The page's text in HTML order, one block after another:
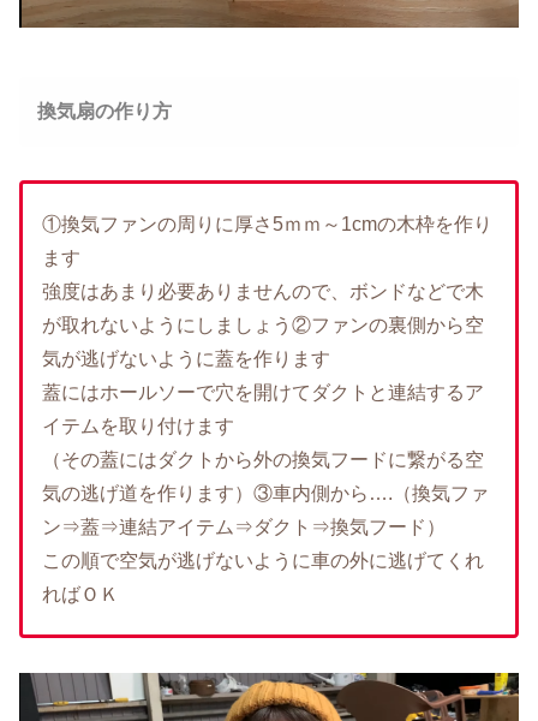
換気扇の作り方
①換気ファンの周りに厚さ5ｍｍ～1cmの木枠を作り
ます
強度はあまり必要ありませんので、ボンドなどで木
が取れないようにしましょう②ファンの裏側から空
気が逃げないように蓋を作ります
蓋にはホールソーで穴を開けてダクトと連結するア
イテムを取り付けます
（その蓋にはダクトから外の換気フードに繋がる空
気の逃げ道を作ります）③車内側から….（換気ファ
ン⇒蓋⇒連結アイテム⇒ダクト⇒換気フード）
この順で空気が逃げないように車の外に逃げてくれ
ればＯＫ